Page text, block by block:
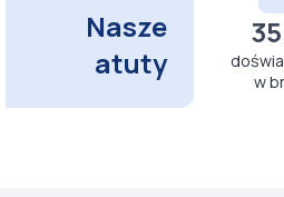
Nasze
atuty
w